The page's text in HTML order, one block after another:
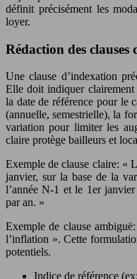
définit précisément les
loyer.
Rédaction des clauses
Une clause d’indexation
Elle doit indiquer
la date de référence pour le
(annuelle, semestrielle), la
variation pour limiter les
claire protège bailleurs et
Exemple de clause claire: «
janvier, sur la base de la
l’année N-1 et le 1er
par an. »
Exemple de clause
l’inflation ». Cette
potentiels.
Indice de référence